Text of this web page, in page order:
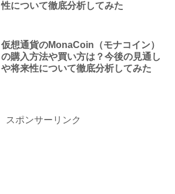
性について徹底分析してみた
仮想通貨のMonaCoin（モナコイン）
の購入方法や買い方は？今後の見通し
や将来性について徹底分析してみた
スポンサーリンク